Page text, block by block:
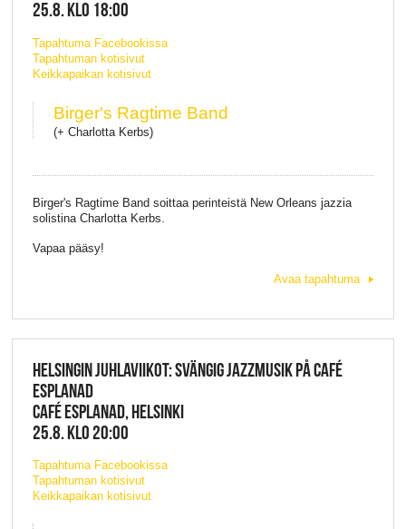
25.8. KLO 18:00
Tapahtuma Facebookissa
Tapahtuman kotisivut
Keikkapaikan kotisivut
Birger's Ragtime Band
(+ Charlotta Kerbs)
Birger's Ragtime Band soittaa perinteistä New Orleans jazzia
solistina Charlotta Kerbs.
Vapaa pääsy!
Avaa tapahtuma
HELSINGIN JUHLAVIIKOT: SVÄNGIG JAZZMUSIK PÅ CAFÉ
ESPLANAD
CAFÉ ESPLANAD, HELSINKI
25.8. KLO 20:00
Tapahtuma Facebookissa
Tapahtuman kotisivut
Keikkapaikan kotisivut